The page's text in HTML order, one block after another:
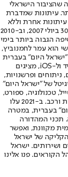
שהציבור הישראלי
עיתונות שמדברת
עיתונות אחרת וללא
תשלום. המהדורה המודפסת הראשונה פורסמה ב-30 ביולי 2007, וב-2010
הגבוה ביותר בימי
הוא עמר לחמנוביץ,
היום" בעברית
ובאנגלית, כמו כן היישומונים (אפליקציות) לאנדרואיד ול-iOS, מציגים
ניתוחים ופרשנויות,
של "ישראל היום"
טכנולוגיה, ספורט,
כלכלה וצרכנות, בריאות, חיילים, אוכל, יהדות, תיירות ורכב. ב-2021 עלו
בעברית, במטרה
תכני המהדורה
מקוונת, ואפשר
של ישראל
ושירותים. ישראל
הקוראים. פנו אלינו